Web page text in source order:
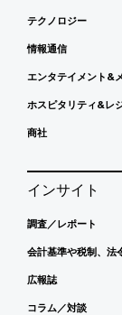
テクノロジー
情報通信
エンタテイメント&
ホスピタリティ&レ
商社
インサイト
調査／レポート
会計基準や税制、法
広報誌
コラム／対談